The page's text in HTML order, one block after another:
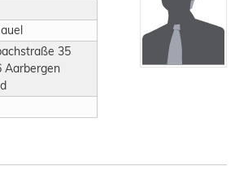
35
Aarbergen